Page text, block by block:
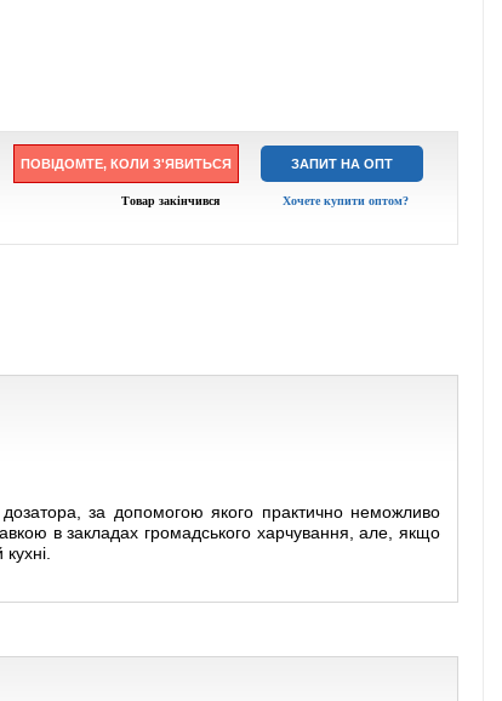
ПОВІДОМТЕ, КОЛИ З'ЯВИТЬСЯ ЗАПИТ НА ОПТ
Товар закінчився
Хочете купити оптом?
за допомогою якого практично неможливо
в закладах громадського харчування, але, якщо